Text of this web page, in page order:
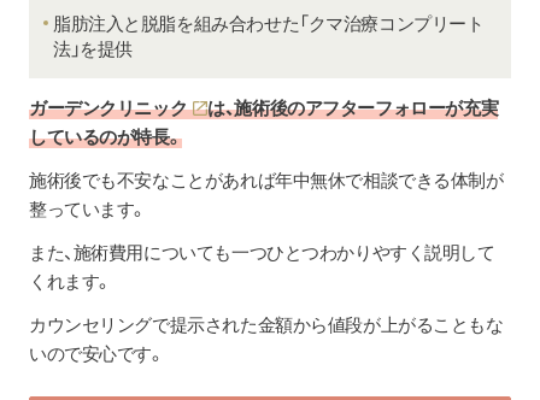
脂肪注入と脱脂を組み合わせた「クマ治療コンプリート
法」を提供
ガーデンクリニック
は、施術後のアフターフォローが充実
しているのが特長。
施術後でも不安なことがあれば年中無休で相談できる体制が
整っています。
また、施術費用についても一つひとつわかりやすく説明して
くれます。
カウンセリングで提示された金額から値段が上がることもな
いので安心です。